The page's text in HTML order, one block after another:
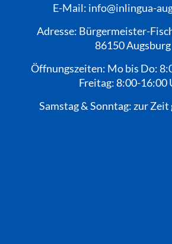
E-Mail: info@inlingua-
Adresse: Bürgermeister-
86150 Augsburg
Öffnungszeiten: Mo bis Do:
Freitag: 8:00-16:00
Samstag & Sonntag: zur Zeit